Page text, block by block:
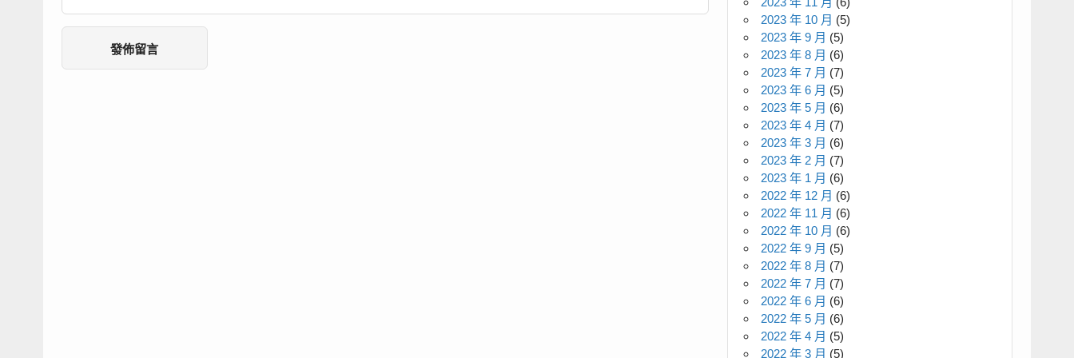
2023 年 10 月 (5)
2023 年 9 月 (5)
2023 年 8 月 (6)
2023 年 7 月 (7)
2023 年 6 月 (5)
2023 年 5 月 (6)
2023 年 4 月 (7)
2023 年 3 月 (6)
2023 年 2 月 (7)
2023 年 1 月 (6)
2022 年 12 月 (6)
2022 年 11 月 (6)
2022 年 10 月 (6)
2022 年 9 月 (5)
2022 年 8 月 (7)
2022 年 7 月 (7)
2022 年 6 月 (6)
2022 年 5 月 (6)
2022 年 4 月 (5)
2022 年 3 月 (5)